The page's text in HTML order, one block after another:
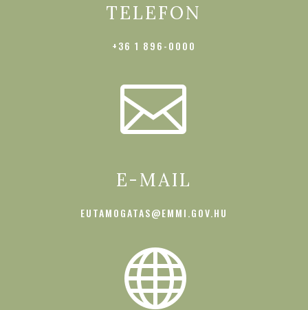
TELEFON
+36 1 896-0000

E-MAIL
EUTAMOGATAS@EMMI.GOV.HU
